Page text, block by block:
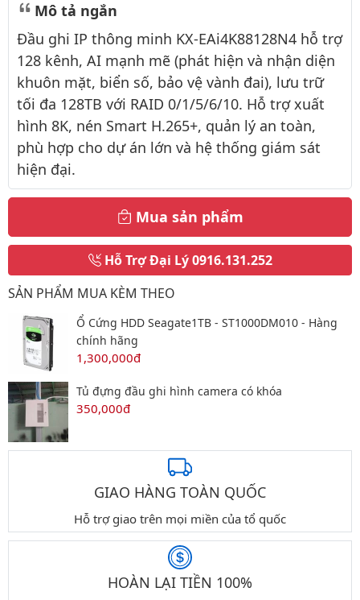
Mô tả ngắn
Đầu ghi IP thông minh KX-EAi4K88128N4 hỗ trợ
128 kênh, AI mạnh mẽ (phát hiện và nhận diện
khuôn mặt, biển số, bảo vệ vành đai), lưu trữ
tối đa 128TB với RAID 0/1/5/6/10. Hỗ trợ xuất
hình 8K, nén Smart H.265+, quản lý an toàn,
phù hợp cho dự án lớn và hệ thống giám sát
hiện đại.
Mua sản phẩm
Hỗ Trợ Đại Lý0916.131.252
SẢN PHẨM MUA KÈM THEO
Ổ Cứng HDD Seagate1TB - ST1000DM010 - Hàng
chính hãng
1,300,000đ
Tủ đựng đầu ghi hình camera có khóa
350,000đ
GIAO HÀNG TOÀN QUỐC
Hỗ trợ giao trên mọi miền của tổ quốc
HOÀN LẠI TIỀN 100%